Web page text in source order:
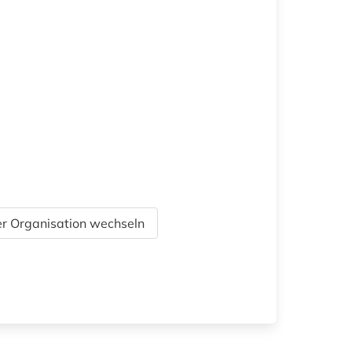
Organisation wechseln